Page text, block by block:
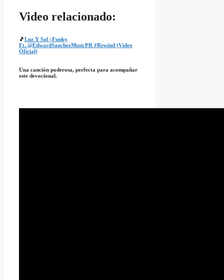
Video relacionado:
🎵Luz Y Sal | Funky
Ft. ‪@EdwardSanchezMusicPR‬ #Rewind (Video
Oficial)
Una canción poderosa, perfecta para acompañar
este devocional.